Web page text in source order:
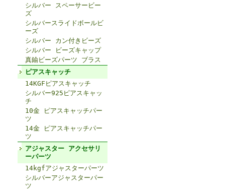
シルバー スペーサービー
ズ
シルバースライドボールビ
ーズ
シルバー カン付きビーズ
シルバー ビーズキャップ
真鍮ビーズパーツ ブラス
ピアスキャッチ
14KGFピアスキャッチ
シルバー925ピアスキャッ
チ
10金 ピアスキャッチパー
ツ
14金 ピアスキャッチパー
ツ
アジャスター アクセサリ
ーパーツ
14kgfアジャスターパーツ
シルバーアジャスターパー
ツ